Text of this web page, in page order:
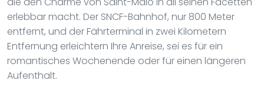
erlebbar macht. Der SNCF-Bahnhof, nur 800 Meter
entfernt, und der Fährterminal in zwei Kilometern
Entfernung erleichtern Ihre Anreise, sei es für ein
romantisches Wochenende oder für einen längeren
Aufenthalt.